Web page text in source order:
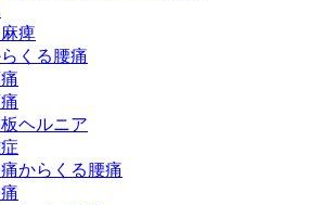
痺
くる腰痛
ヘルニア
からくる腰痛